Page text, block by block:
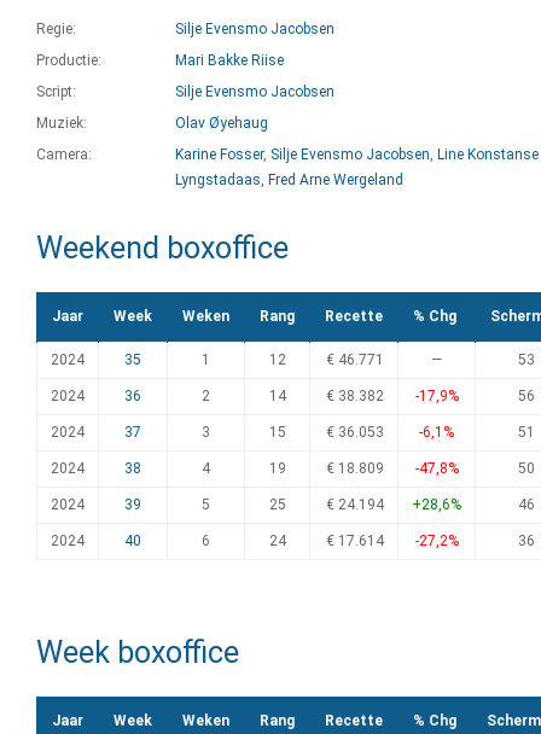
Regie:
Silje Evensmo Jacobsen
Productie:
Mari Bakke Riise
Script:
Silje Evensmo Jacobsen
Muziek:
Olav Øyehaug
Camera:
Karine Fosser, Silje Evensmo Jacobsen, Line Konstanse
Lyngstadaas, Fred Arne Wergeland
Weekend boxoffice
Jaar Week Weken Rang Recette % Chg
2024 35 1 12 € 46.771 — 53
2024 36 2 14 € 38.382 -17,9% 56
2024 37 3 15 € 36.053 -6,1% 51
2024 38 4 19 € 18.809 -47,8% 50
2024 39 5 25 € 24.194 +28,6% 46
2024 40 6 24 € 17.614 -27,2% 36
Week boxoffice
Jaar Week Weken Rang Recette % Chg